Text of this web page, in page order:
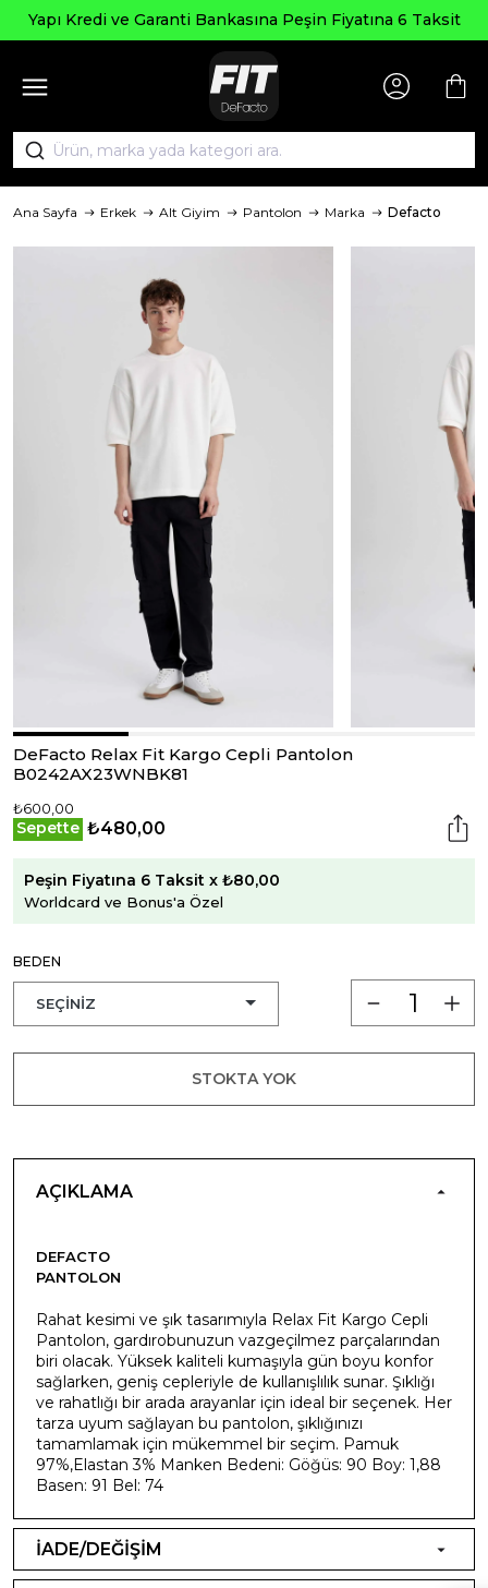
Yapı Kredi ve Garanti Bankasına Peşin Fiyatına 6 Taksit
Ana Sayfa Erkek Alt Giyim Pantolon Marka Defacto
DeFacto Relax Fit Kargo Cepli Pantolon
B0242AX23WNBK81
₺600,00
Sepette ₺480,00
Peşin Fiyatına 6 Taksit x ₺80,00
Worldcard ve Bonus'a Özel
BEDEN
STOKTA YOK
AÇIKLAMA
DEFACTO
PANTOLON
Rahat kesimi ve şık tasarımıyla Relax Fit Kargo Cepli
Pantolon, gardırobunuzun vazgeçilmez parçalarından
biri olacak. Yüksek kaliteli kumaşıyla gün boyu konfor
sağlarken, geniş cepleriyle de kullanışlılık sunar. Şıklığı
ve rahatlığı bir arada arayanlar için ideal bir seçenek. Her
tarza uyum sağlayan bu pantolon, şıklığınızı
tamamlamak için mükemmel bir seçim. Pamuk
97%,Elastan 3% Manken Bedeni: Göğüs: 90 Boy: 1,88
Basen: 91 Bel: 74
İADE/DEĞİŞİM